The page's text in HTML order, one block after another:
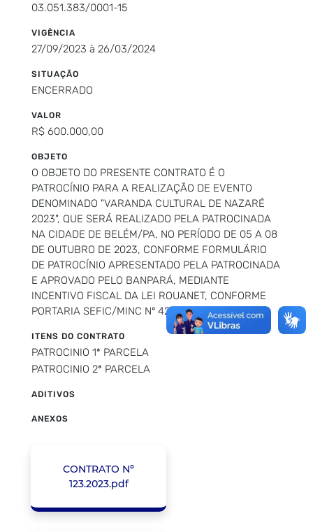
03.051.383/0001-15
VIGÊNCIA
27/09/2023 à 26/03/2024
SITUAÇÃO
ENCERRADO
VALOR
R$ 600.000,00
OBJETO
O OBJETO DO PRESENTE CONTRATO É O
PATROCÍNIO PARA A REALIZAÇÃO DE EVENTO
DENOMINADO "VARANDA CULTURAL DE NAZARÉ
2023", QUE SERÁ REALIZADO PELA PATROCINADA
NA CIDADE DE BELÉM/PA, NO PERÍODO DE 05 A 08
DE OUTUBRO DE 2023, CONFORME FORMULÁRIO
DE PATROCÍNIO APRESENTADO PELA PATROCINADA
E APROVADO PELO BANPARÁ, MEDIANTE
INCENTIVO FISCAL DA LEI ROUANET, CONFORME
PORTARIA SEFIC/MINC Nº 421, DE 26.07.2023.
ITENS DO CONTRATO
PATROCINIO 1ª PARCELA
PATROCINIO 2ª PARCELA
ADITIVOS
ANEXOS
CONTRATO Nº
123.2023.pdf